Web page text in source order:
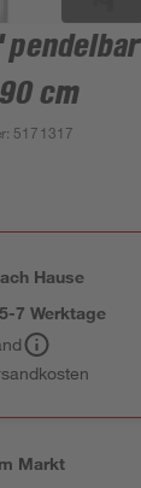
cm
: 5171317
Hause
7 Werktage
Markt